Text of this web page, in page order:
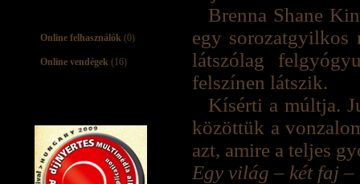
Online felhasználók (0)
Online vendégek (16)
Brenna Shane
egy sorozatgyilkos
látszólag
felszínen látszik.
Kísérti a múltja.
közöttük a
azt, amire a teljes
Egy világ – két faj